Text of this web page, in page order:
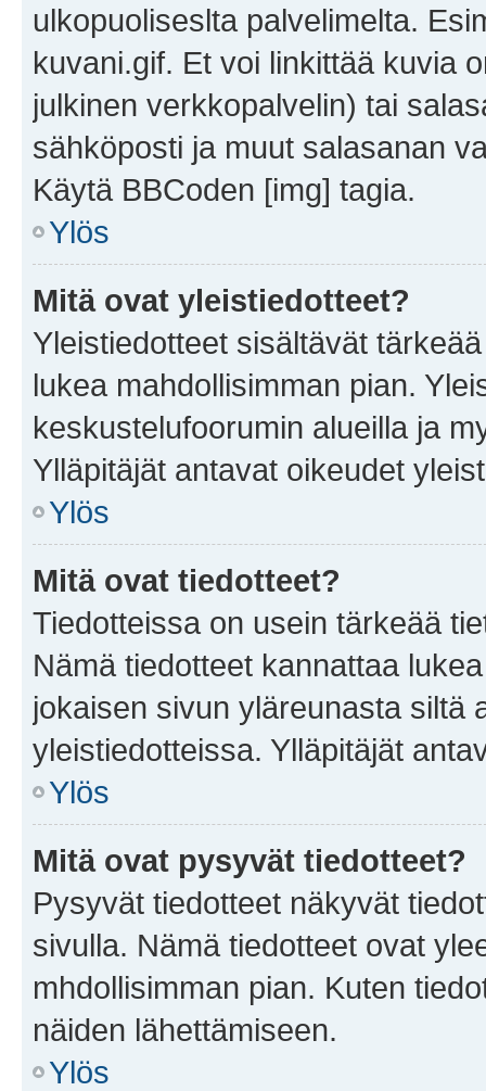
ulkopuoliseslta palvelimelta.
kuvani.gif. Et voi linkittää kuvia
julkinen verkkopalvelin) tai
sähköposti ja muut salasanan
Käytä BBCoden [img] tagia.
Ylös
Mitä ovat yleistiedotteet?
Yleistiedotteet sisältävät
lukea mahdollisimman pian.
keskustelufoorumin alueilla ja
Ylläpitäjät antavat oikeudet
Ylös
Mitä ovat tiedotteet?
Tiedotteissa on usein tärkeää
Nämä tiedotteet kannattaa
jokaisen sivun yläreunasta siltä
yleistiedotteissa. Ylläpitäjät
Ylös
Mitä ovat pysyvät tiedotteet?
Pysyvät tiedotteet näkyvät
sivulla. Nämä tiedotteet ovat
mhdollisimman pian. Kuten
näiden lähettämiseen.
Ylös